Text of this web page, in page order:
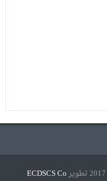
ECDSCS Co